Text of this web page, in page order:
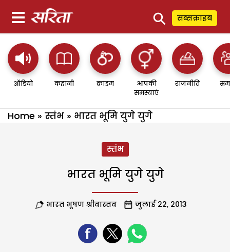
⚲ सब्सक्राइब
ऑडियो कहानी क्राइम
आपकी
समस्याएं
राजनीति
Home » स्तंभ » भारत भूमि युगे युगे
स्तंभ
भारत भूमि युगे युगे
भारत भूषण श्रीवास्तव जुलाई 22, 2013